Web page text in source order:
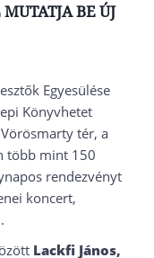
BE ÚJ
Egyesülése
Könyvhetet
tér, a
több mint 150
rendezvényt
koncert,
Lackfi János,